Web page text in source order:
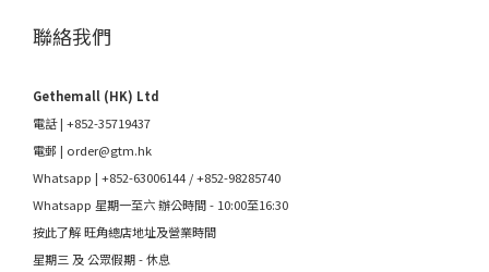
聯絡我們
Gethemall (HK) Ltd
電話 | +852-35719437
電郵 | order@gtm.hk
Whatsapp | +852-63006144 /+852-98285740
Whatsapp 星期一至六 辦公時間 - 10:00至16:30
按此了解 旺角總店地址及營業時間
星期三 及 公眾假期 - 休息